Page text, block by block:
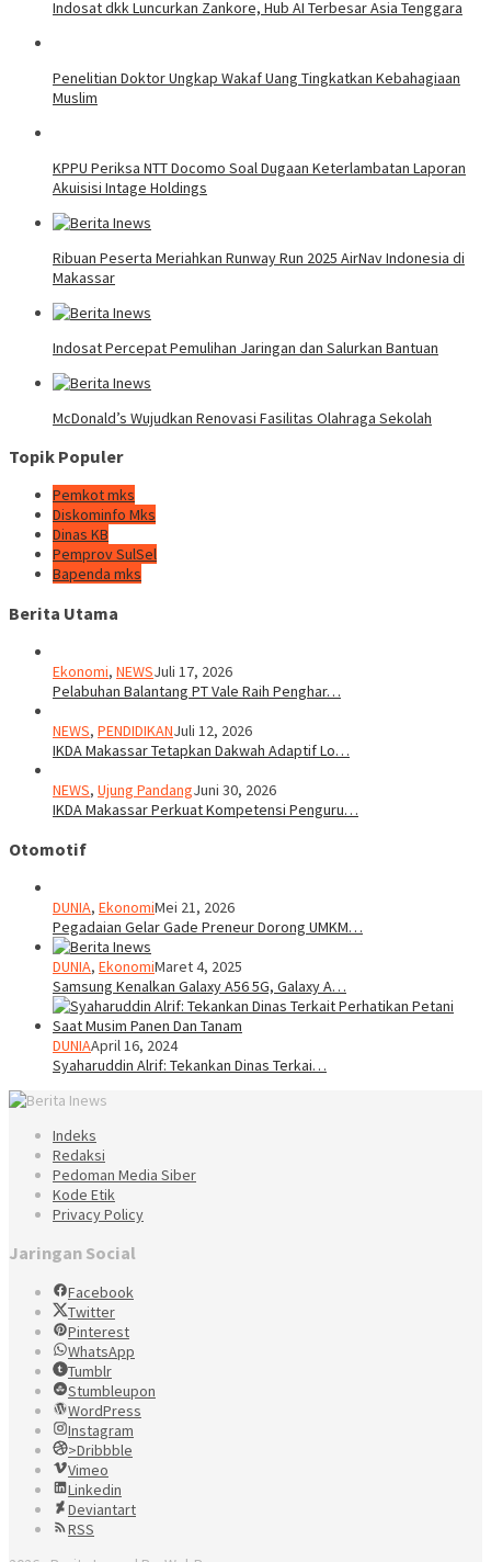
Indosat dkk Luncurkan Zankore, Hub AI Terbesar Asia Tenggara
Penelitian Doktor Ungkap Wakaf Uang Tingkatkan Kebahagiaan
Muslim
KPPU Periksa NTT Docomo Soal Dugaan Keterlambatan Laporan
Akuisisi Intage Holdings
Ribuan Peserta Meriahkan Runway Run 2025 AirNav Indonesia di
Makassar
Indosat Percepat Pemulihan Jaringan dan Salurkan Bantuan
McDonald’s Wujudkan Renovasi Fasilitas Olahraga Sekolah
Topik Populer
Pemkot mks
Diskominfo Mks
Dinas KB
Pemprov SulSel
Bapenda mks
Berita Utama
Ekonomi, NEWSJuli 17, 2026
Pelabuhan Balantang PT Vale Raih Penghar…
NEWS, PENDIDIKANJuli 12, 2026
IKDA Makassar Tetapkan Dakwah Adaptif Lo…
NEWS, Ujung PandangJuni 30, 2026
IKDA Makassar Perkuat Kompetensi Penguru…
Otomotif
DUNIA, EkonomiMei 21, 2026
Pegadaian Gelar Gade Preneur Dorong UMKM…
DUNIA, EkonomiMaret 4, 2025
Samsung Kenalkan Galaxy A56 5G, Galaxy A…
DUNIAApril 16, 2024
Syaharuddin Alrif: Tekankan Dinas Terkai…
Indeks
Redaksi
Pedoman Media Siber
Kode Etik
Privacy Policy
Jaringan Social
Facebook
Twitter
Pinterest
WhatsApp
Tumblr
Stumbleupon
WordPress
Instagram
>Dribbble
Vimeo
Linkedin
Deviantart
RSS